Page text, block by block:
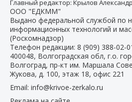
Главный редактор: Крылов
ООО "ЕДКММ"
Выдано федеральной службой по
информационных технологий и
(Роскомнадзор)
Телефон редакции: 8 (909) 388-02-
400048, Волгоградская обл, г.о.
Волгоград, пр-кт им. Маршала
Жукова, д. 100, этаж 18, офис 221
Email: info@krivoe-zerkalo.ru